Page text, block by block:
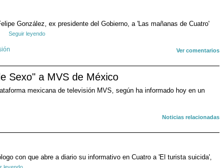
González, ex presidente del Gobierno, a 'Las mañanas de Cuatro'
Seguir leyendo
Ver comentarios
Sexo" a MVS de México
mexicana de televisión MVS, según ha informado hoy en un
Noticias relacionadas
con que abre a diario su informativo en Cuatro a 'El turista suicida',